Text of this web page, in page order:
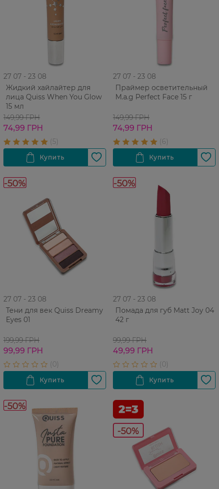
27 07 - 23 08
Жидкий хайлайтер для
лица Quiss When You Glow
15 мл
149,99 ГРН
74,99 ГРН
27 07 - 23 08
Праймер осветительный
M.a.g Perfect Face 15 г
149,99 ГРН
74,99 ГРН
-50%
27 07 - 23 08
Тени для век Quiss Dreamy
Eyes 01
199,99 ГРН
99,99 ГРН
-50%
27 07 - 23 08
Помада для губ Matt Joy 04
42 г
99,99 ГРН
49,99 ГРН
-50%
-50%